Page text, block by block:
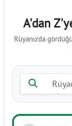
A'dan
Rüyanızda
Rüya tabiri ara